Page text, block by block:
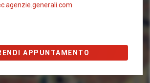
APPUNTAMENTO